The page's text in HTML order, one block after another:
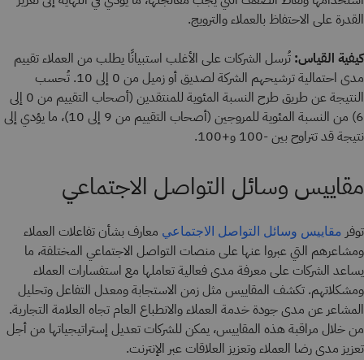
القدرة على الاحتفاظ بالعملاء والترويج.
كيفية القياس: تُرسل الشركات على الأغلب استبيانًا يطلب من العملاء تقييم
مدى احتمالية ترشيحهم الشركة لصديق أو زميل من 0 إلى 10. تُحسب
النتيجة عن طريق طرح النسبة المئوية للمنتقدين (أصحاب التقييم من 0 إلى
6) من النسبة المئوية للمروجين (أصحاب التقييم من 9 إلى 10)، ما يؤدي إلى
نتيجة قد تتراوح بين -100 و+100.
مقاييس وسائل التواصل الاجتماعي
توفر مقاييس وسائل التواصل الاجتماعي معارف بشأن تفاعلات العملاء
ومشاعرهم التي عبروا عنها على منصات التواصل الاجتماعي المختلفة، ما
يساعد الشركات على معرفة مدى فعالية تعاملها مع استفسارات العملاء
ومشكلاتهم. تكشف المقاييس مثل زمن الاستجابة ومعدل التفاعل وتحليل
المشاعر عن مدى جودة خدمة العملاء والانطباع العام تجاه العلامة التجارية.
من خلال مراقبة هذه المقاييس، يمكن للشركات تعديل إستراتيجياتها من أجل
تعزيز مدى رضا العملاء وتعزيز العلاقات عبر الإنترنت.